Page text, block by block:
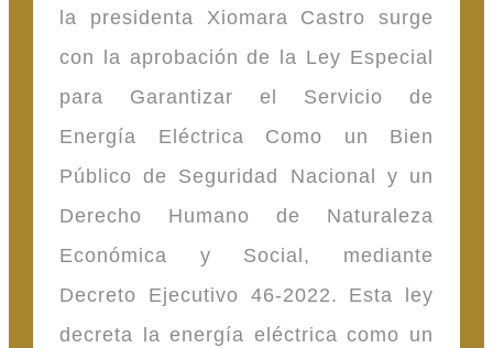
la presidenta Xiomara Castro surge
con la aprobación de la Ley Especial
para Garantizar el Servicio de
Energía Eléctrica Como un Bien
Público de Seguridad Nacional y un
Derecho Humano de Naturaleza
Económica y Social, mediante
Decreto Ejecutivo 46-2022. Esta ley
decreta la energía eléctrica como un